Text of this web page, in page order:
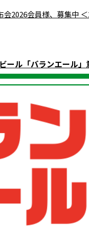
会2026会員様、募集中
ール「バランエール